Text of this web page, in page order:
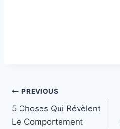
Post
navigation
PREVIOUS
5 Choses Qui Révèlent
Le Comportement